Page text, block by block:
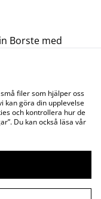
Borste med
filer som hjälper oss
kan göra din upplevelse
och kontrollera hur de
Du kan också läsa vår